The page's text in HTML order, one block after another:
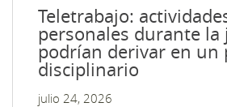
Teletrabajo:
personales durante la
podrían derivar en un
disciplinario
julio 24, 2026